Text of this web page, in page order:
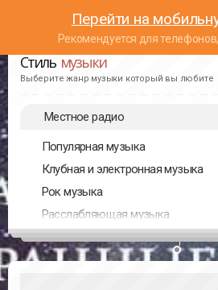
Перейти на
Рекомендуется для
Стиль музыки
Выберите жанр музыки который вы любите
Местное радио
Популярная музыка
Клубная и электронная музыка
Рок музыка
Расслабляющая музыка